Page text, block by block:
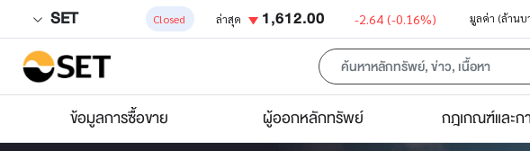
SET Closed ล่าสุด 1,612.00 -2.64 (-0.16%) มูลค่า (ล้านบ
ข้อมูลการซื้อขาย ผู้ออกหลักทรัพย์ กฎเกณฑ์และก